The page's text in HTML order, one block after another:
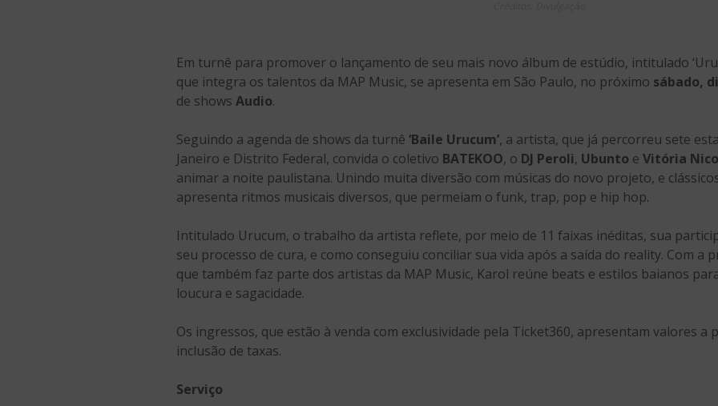
Em turnê para promover o lançamento de seu mais novo álbum de estúdio, intitulado
que integra os talentos da MAP Music, se apresenta em São Paulo, no próximo sábado,
de shows Audio.
Seguindo a agenda de shows da turnê ‘Baile Urucum’, a artista, que já percorreu sete
Janeiro e Distrito Federal, convida o coletivo BATEKOO, o DJ Peroli, Ubunto e Vitória
animar a noite paulistana. Unindo muita diversão com músicas do novo projeto, e
apresenta ritmos musicais diversos, que permeiam o funk, trap, pop e hip hop.
Intitulado Urucum, o trabalho da artista reflete, por meio de 11 faixas inéditas, sua
seu processo de cura, e como conseguiu conciliar sua vida após a saída do reality. Com a
que também faz parte dos artistas da MAP Music, Karol reúne beats e estilos baianos
loucura e sagacidade.
Os ingressos, que estão à venda com exclusividade pela Ticket360, apresentam valores a
inclusão de taxas.
Serviço